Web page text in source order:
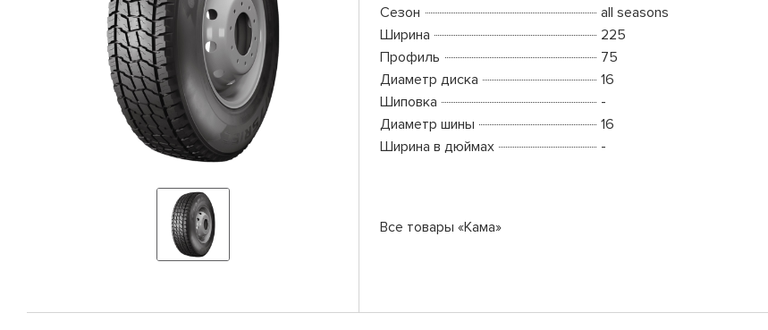
Сезон
all seasons
Ширина
225
Профиль
75
Диаметр диска
16
Шиповка
-
Диаметр шины
16
Ширина в дюймах
-
Все товары «Кама»